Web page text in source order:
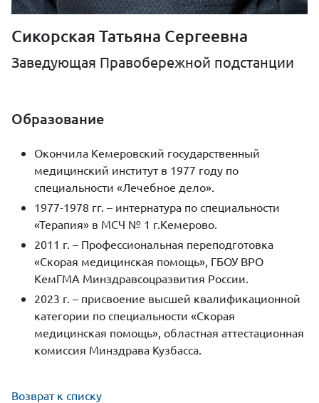
Сикорская Татьяна Сергеевна
Заведующая Правобережной подстанции
Образование
Окончила Кемеровский государственный
медицинский институт в 1977 году по
специальности «Лечебное дело».
1977-1978 гг. – интернатура по специальности
«Терапия» в МСЧ № 1 г.Кемерово.
2011 г. – Профессиональная переподготовка
«Скорая медицинская помощь», ГБОУ ВРО
КемГМА Минздравсоцразвития России.
2023 г. – присвоение высшей квалификационной
категории по специальности «Скорая
медицинская помощь», областная аттестационная
комиссия Минздрава Кузбасса.
Возврат к списку